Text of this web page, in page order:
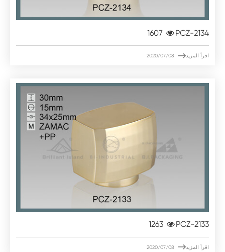
PCZ-2134
اقرأ المزيد
2020/07/08
PCZ-2133
اقرأ المزيد
2020/07/08